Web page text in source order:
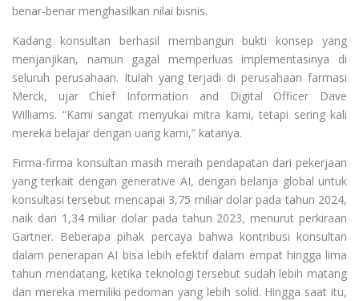
benar-benar menghasilkan nilai bisnis.
Kadang konsultan berhasil membangun bukti konsep yang
menjanjikan, namun gagal memperluas implementasinya di
seluruh perusahaan. Itulah yang terjadi di perusahaan farmasi
Merck, ujar Chief Information and Digital Officer Dave
Williams. “Kami sangat menyukai mitra kami, tetapi sering kali
mereka belajar dengan uang kami,” katanya.
Firma-firma konsultan masih meraih pendapatan dari pekerjaan
yang terkait dengan generative AI, dengan belanja global untuk
konsultasi tersebut mencapai 3,75 miliar dolar pada tahun 2024,
naik dari 1,34 miliar dolar pada tahun 2023, menurut perkiraan
Gartner. Beberapa pihak percaya bahwa kontribusi konsultan
dalam penerapan AI bisa lebih efektif dalam empat hingga lima
tahun mendatang, ketika teknologi tersebut sudah lebih matang
dan mereka memiliki pedoman yang lebih solid. Hingga saat itu,